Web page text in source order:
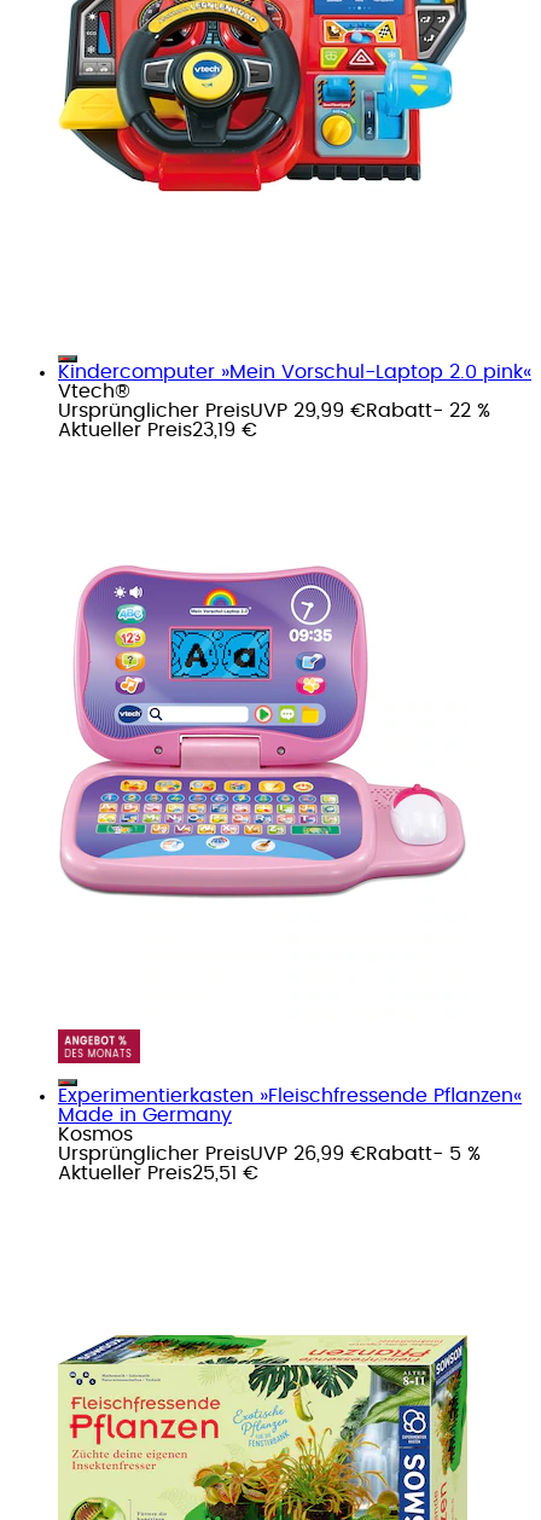
Kindercomputer »Mein Vorschul-Laptop 2.0 pink«
Vtech®
Ursprünglicher PreisUVP 29,99 €Rabatt- 22 %
Aktueller Preis23,19 €
Experimentierkasten »Fleischfressende Pflanzen«
Made in Germany
Kosmos
Ursprünglicher PreisUVP 26,99 €Rabatt- 5 %
Aktueller Preis25,51 €